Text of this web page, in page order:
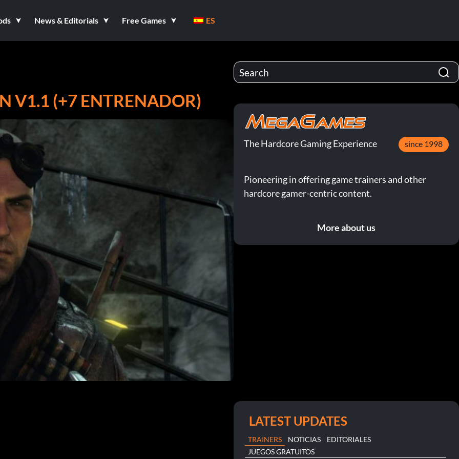
News & Editorials Free Games ES
V1.1 (+7 ENTRENADOR)
The Hardcore Gaming Experience since 1998
Pioneering in offering game trainers and other
hardcore gamer-centric content.
More about us
LATEST UPDATES
TRAINERS NOTICIAS
EDITORIALES
JUEGOS GRATUITOS